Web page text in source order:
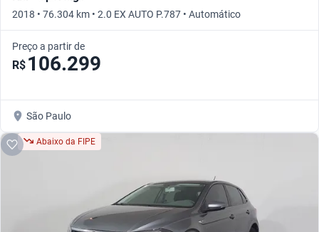
2018 • 76.304 km • 2.0 EX AUTO P.787 • Automático
Preço a partir de
R$ 106.299
São Paulo
Abaixo da FIPE